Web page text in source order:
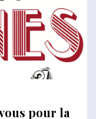
pour la